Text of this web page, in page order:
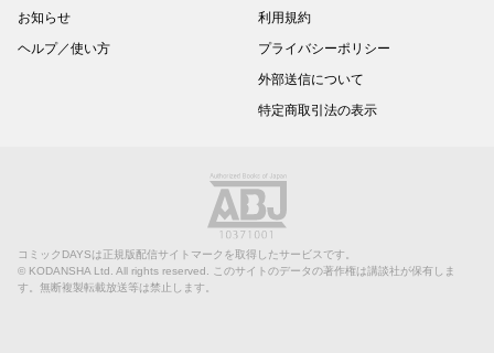
お知らせ
ヘルプ／使い方
利用規約
プライバシーポリシー
外部送信について
特定商取引法の表示
コミックDAYSは正規版配信サイトマークを取得したサービスです。
© KODANSHA Ltd. All rights reserved. このサイトのデータの著作権は講談社が保有しま
す。無断複製転載放送等は禁止します。